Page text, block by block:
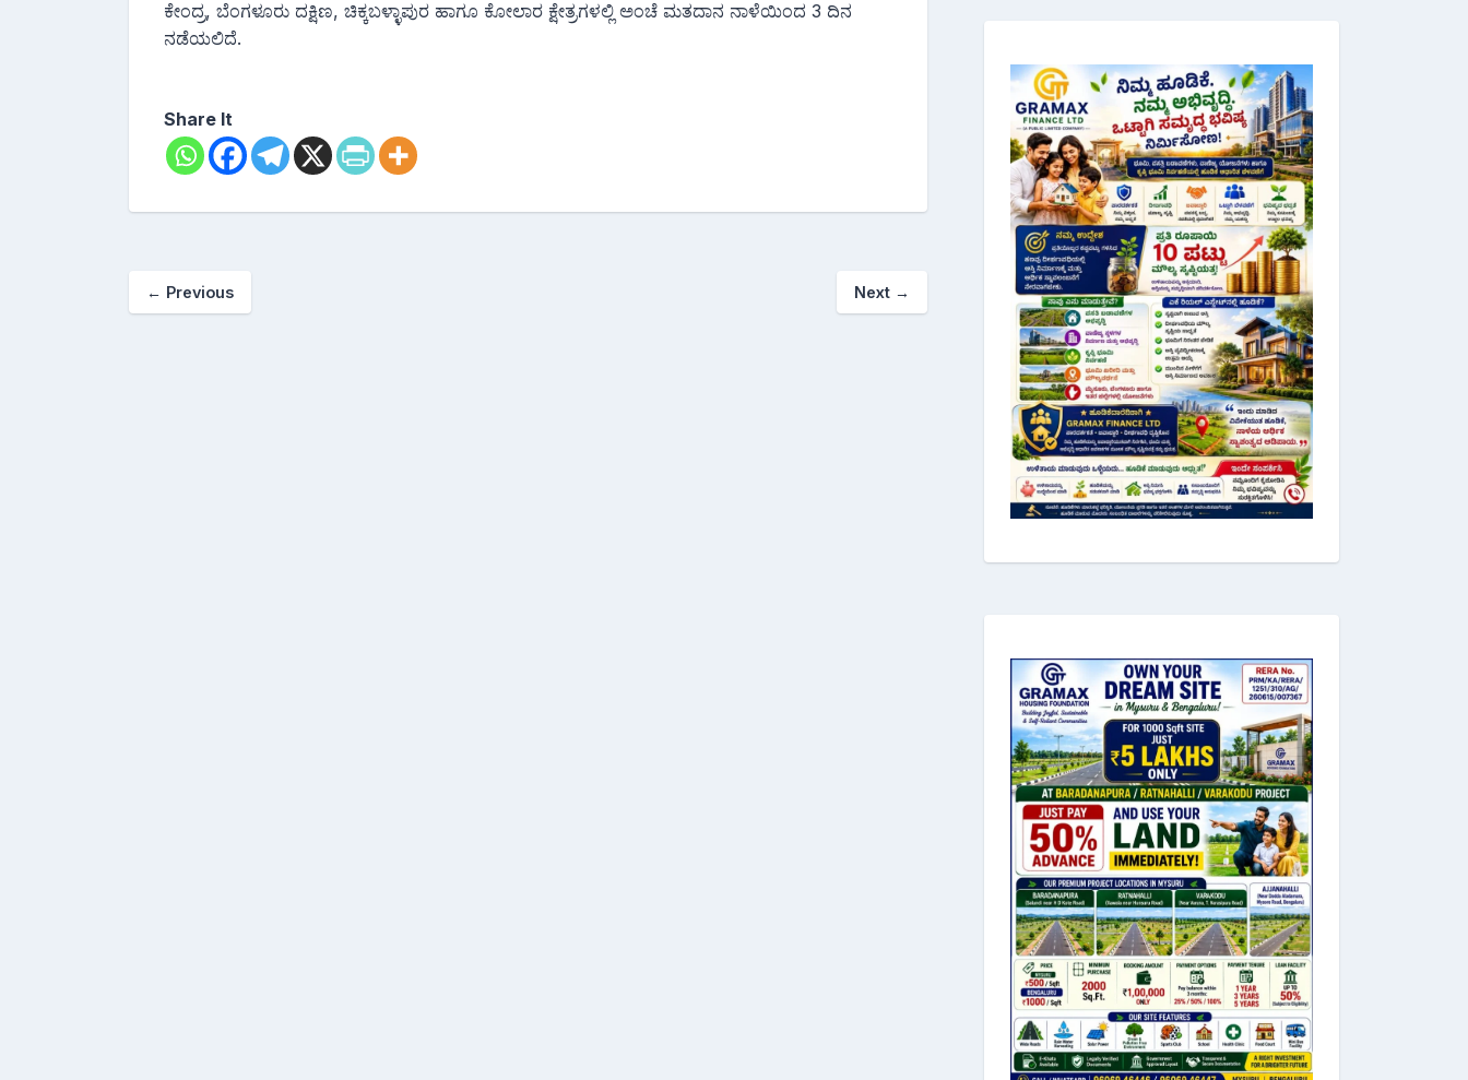
ಕೇಂದ್ರ, ಬೆಂಗಳೂರು ದಕ್ಷಿಣ, ಚಿಕ್ಕಬಳ್ಳಾಪುರ ಹಾಗೂ ಕೋಲಾರ ಕ್ಷೇತ್ರಗಳಲ್ಲಿ ಅಂಚೆ ಮತದಾನ ನಾಳೆಯಿಂದ 3 ದಿನ
ನಡೆಯಲಿದೆ.
Share It
← Previous Next →